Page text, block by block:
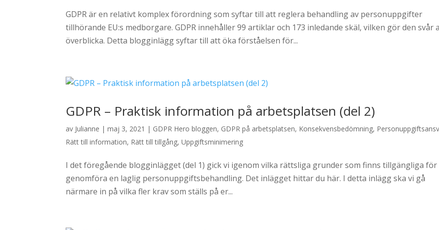
GDPR är en relativt komplex förordning som syftar till att reglera behandling av personuppgifter
tillhörande EU:s medborgare. GDPR innehåller 99 artiklar och 173 inledande skäl, vilken gör den svår
överblicka. Detta blogginlägg syftar till att öka förståelsen för...
GDPR – Praktisk information på arbetsplatsen (del 2)
av Julianne |maj 3, 2021 | GDPR Hero bloggen, GDPR på arbetsplatsen, Konsekvensbedömning,
Rätt till information, Rätt till tillgång,Uppgiftsminimering
I det föregående blogginlägget (del 1) gick vi igenom vilka rättsliga grunder som finns tillgängliga
genomföra en laglig personuppgiftsbehandling. Det inlägget hittar du här. I detta inlägg ska vi gå
närmare in på vilka fler krav som ställs på er...